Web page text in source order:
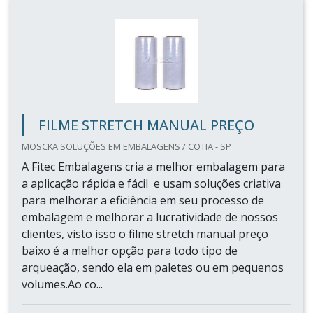
FILME STRETCH MANUAL PREÇO
MOSCKA SOLUÇÕES EM EMBALAGENS / COTIA - SP
A Fitec Embalagens cria a melhor embalagem para
a aplicação rápida e fácil e usam soluções criativa
para melhorar a eficiência em seu processo de
embalagem e melhorar a lucratividade de nossos
clientes, visto isso o filme stretch manual preço
baixo é a melhor opção para todo tipo de
arqueação, sendo ela em paletes ou em pequenos
volumes.Ao co...